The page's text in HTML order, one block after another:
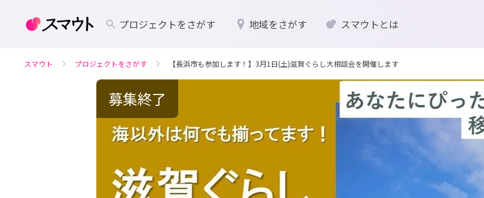
プロジェクトをさがす 地域をさがす スマウトとは
スマウト プロジェクトをさがす 【長浜市も参加します！】3月1日(土)滋賀ぐらし大相談会を開催します
募集終了